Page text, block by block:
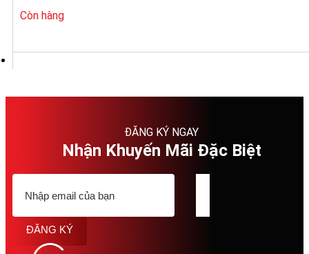
1.736.000₫.
Còn hàng
ĐĂNG KÝ NGAY
Nhận Khuyến Mãi Đặc Biệt
ĐĂNG KÝ